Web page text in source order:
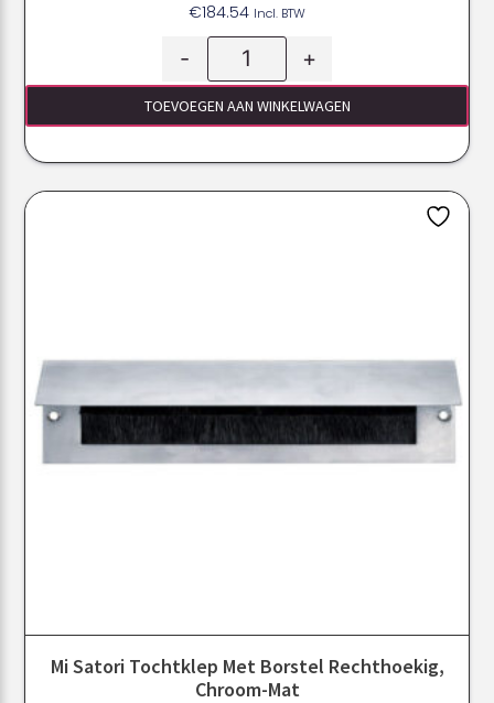
€184.54 Incl. BTW
- +
TOEVOEGEN AAN WINKELWAGEN
Mi Satori Tochtklep Met Borstel Rechthoekig,
Chroom-Mat